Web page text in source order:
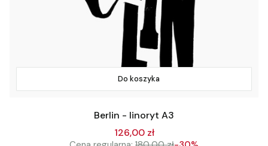
Do koszyka
Berlin - linoryt A3
126,00 zł